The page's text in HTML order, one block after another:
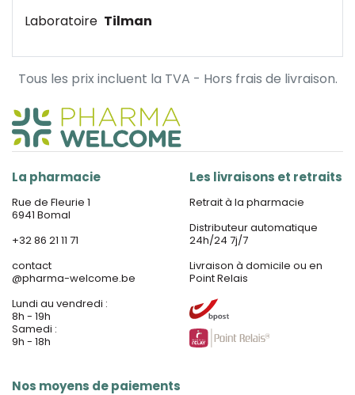
Laboratoire Tilman
Tous les prix incluent la TVA - Hors frais de livraison.
La pharmacie
Rue de Fleurie 1
6941 Bomal
+32 86 21 11 71
contact
@pharma-welcome.be
Lundi au vendredi :
8h - 19h
Samedi :
9h - 18h
Nos moyens de paiements
Les livraisons et retraits
Retrait à la pharmacie
Distributeur automatique
24h/24 7j/7
Livraison à domicile ou en
Point Relais